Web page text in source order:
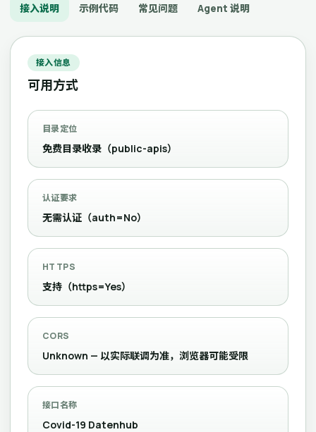
接入说明 示例代码 常见问题 Agent 说明
接入信息
可用方式
目录定位
免费目录收录（public-apis）
认证要求
无需认证（auth=No）
HTTPS
支持（https=Yes）
CORS
Unknown — 以实际联调为准，浏览器可能受限
接口名称
Covid-19 Datenhub